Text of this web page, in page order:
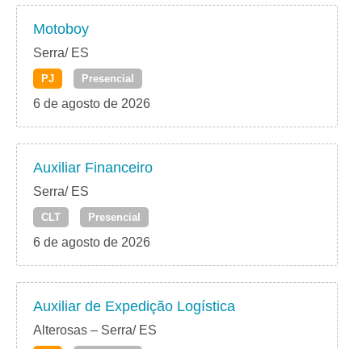
Motoboy
Serra/ ES
PJ Presencial
6 de agosto de 2026
Auxiliar Financeiro
Serra/ ES
CLT Presencial
6 de agosto de 2026
Auxiliar de Expedição Logística
Alterosas – Serra/ ES